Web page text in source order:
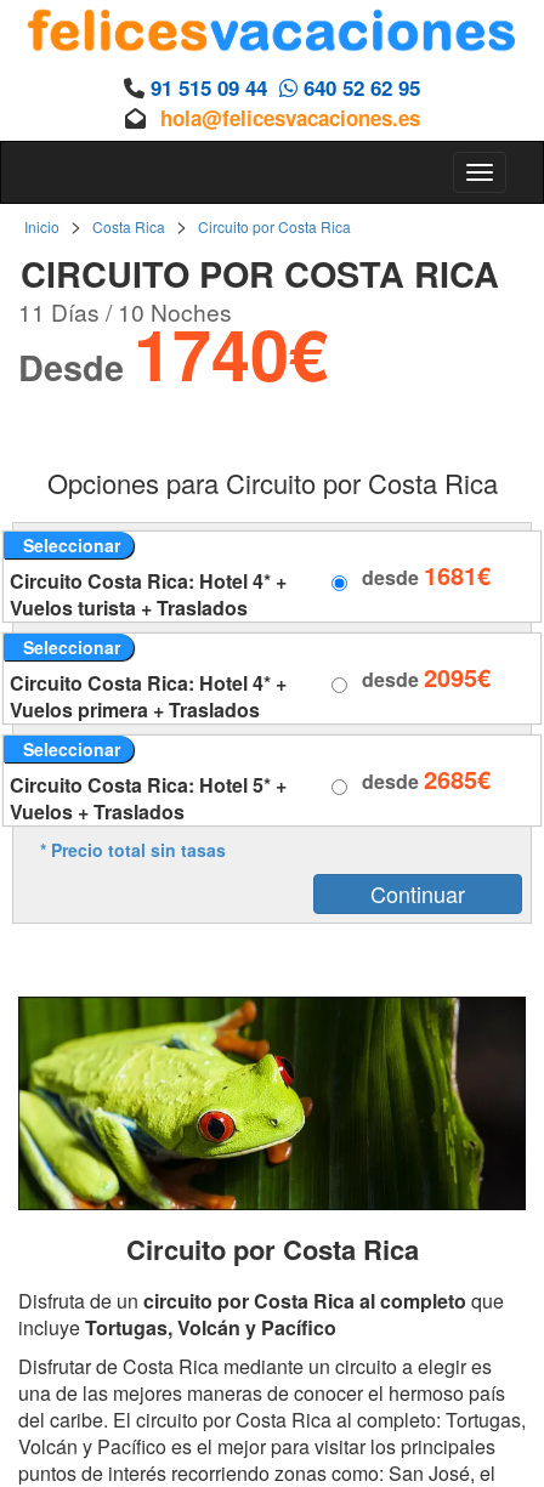
91 515 09 44
640 52 62 95
hola@felicesvacaciones.es
Inicio > Costa Rica > Circuito por Costa Rica
CIRCUITO POR COSTA RICA
11 Días / 10 Noches
Desde 1740€
Opciones para Circuito por Costa Rica
Seleccionar
Circuito Costa Rica: Hotel 4* +
Vuelos turista + Traslados
desde 1681€
Seleccionar
Circuito Costa Rica: Hotel 4* +
Vuelos primera + Traslados
desde2095€
Seleccionar
Circuito Costa Rica: Hotel 5* +
Vuelos + Traslados
desde2685€
* Precio total sin tasas
Circuito por Costa Rica
Disfruta de un circuito por Costa Rica al completo que
incluyeTortugas, Volcán y Pacífico
Disfrutar de Costa Rica mediante un circuito a elegir es
una de las mejores maneras de conocer el hermoso país
del caribe. El circuito por Costa Rica al completo: Tortugas,
Volcán y Pacífico es el mejor para visitar los principales
puntos de interés recorriendo zonas como: San José, el